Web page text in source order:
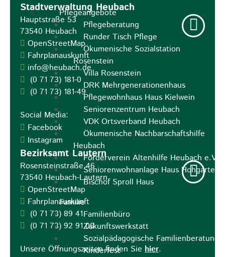
Pflegeangebote
Pflegeberatung
Runder Tisch Pflege
Ökumenische Sozialstation
Rosenstein
Villa Rosenstein
DRK Mehrgenerationenhaus
Pflegewohnhaus Haus Kielwein
Seniorenzentrum Heubach
VDK Ortsverband Heubach
Ökumenische Nachbarschaftshilfe
Heubach
Förderverein Altenhilfe Heubach e.V.
Seniorenwohnanlage Haus Hohgarten
Bischof Sproll Haus
Familie
Familienbüro
Zukunftswerkstatt
Sozialpädagogische Familienberatung
Kinderfest
Stadtverwaltung Heubach
Hauptstraße 53
73540 Heubach
OpenStreetMap
Fahrplanauskunft
info@heubach.de
(0 71 73) 181-0
(0 71 73) 181-49
Social Media:
Facebook
Instagram
Bezirksamt Lautern
Rosensteinstraße 46
73540 Heubach-Lautern
OpenStreetMap
Fahrplanauskunft
(0 71 73) 89 41
(0 71 73) 92 91 00
Unsere Öffnungszeiten finden Sie hier.